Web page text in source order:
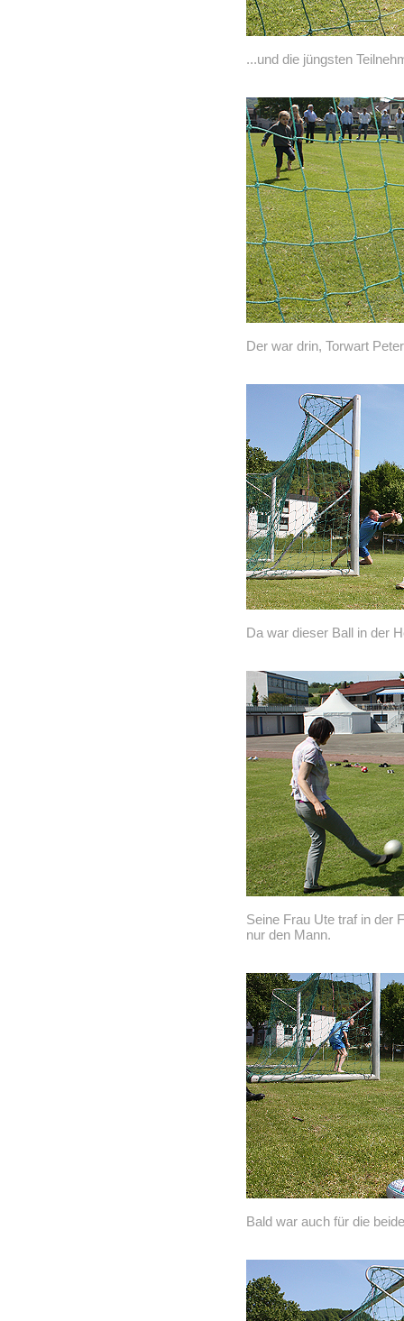
...und die jüngsten
Der war drin, Torwart
Da war dieser Ball in der
Seine Frau Ute traf in der
nur den Mann.
Bald war auch für die